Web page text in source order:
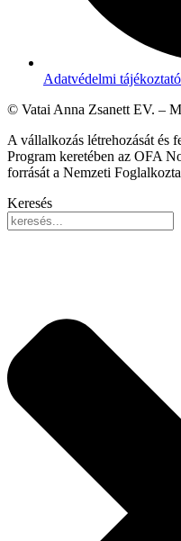
Adatvédelmi tájékoztató
© Vatai Anna Zsanett EV. –
A vállalkozás létrehozását és
Program keretében az OFA
forrását a Nemzeti
Keresés